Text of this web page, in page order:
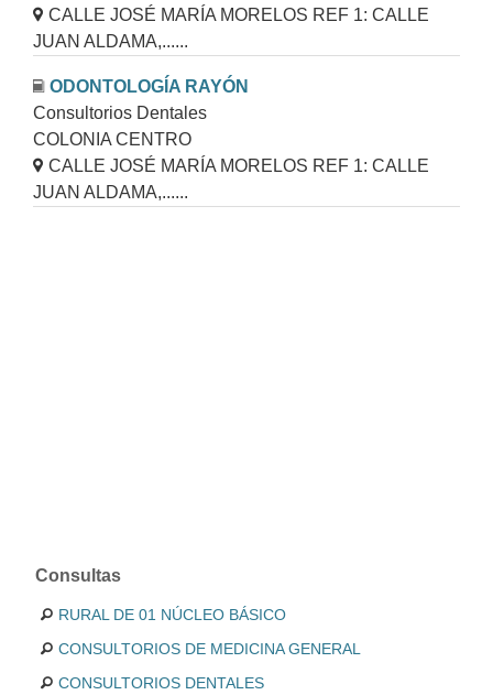
CALLE JOSÉ MARÍA MORELOS REF 1: CALLE
JUAN ALDAMA,......
ODONTOLOGÍA RAYÓN
Consultorios Dentales
COLONIA CENTRO
CALLE JOSÉ MARÍA MORELOS REF 1: CALLE
JUAN ALDAMA,......
Consultas
RURAL DE 01 NÚCLEO BÁSICO
CONSULTORIOS DE MEDICINA GENERAL
CONSULTORIOS DENTALES